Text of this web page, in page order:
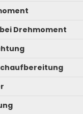
Drehmoment